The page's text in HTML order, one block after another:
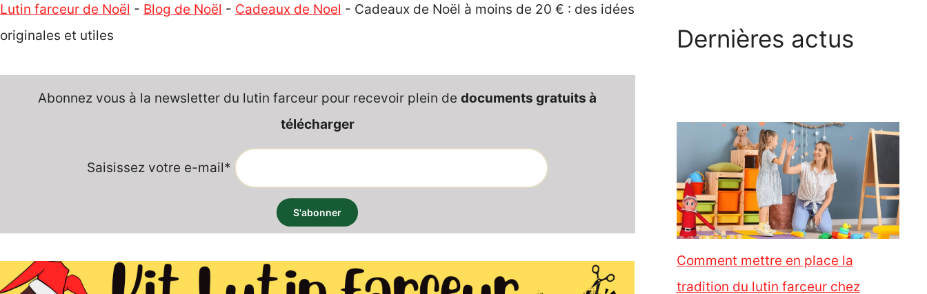
Lutin farceur de Noël - Blog de Noël - Cadeaux de Noel - Cadeaux de Noël à moins de 20 € : des idées
originales et utiles
Abonnez vous à la newsletter du lutin farceur pour recevoir plein dedocuments gratuits à
télécharger
Saisissez votre e-mail*
Dernières actus
Comment mettre en place la
tradition du lutin farceur chez